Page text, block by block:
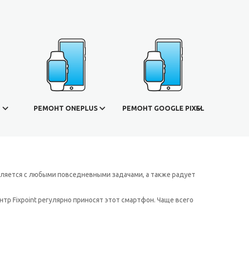
РЕМОНТ ONEPLUS РЕМОНТ GOOGLE PIXEL
с любыми повседневными задачами, а также радует
Fixpoint регулярно приносят этот смартфон. Чаще всего